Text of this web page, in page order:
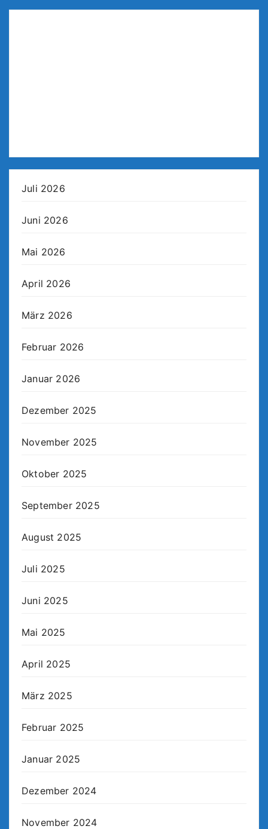
Juli 2026
Juni 2026
Mai 2026
April 2026
März 2026
Februar 2026
Januar 2026
Dezember 2025
November 2025
Oktober 2025
September 2025
August 2025
Juli 2025
Juni 2025
Mai 2025
April 2025
März 2025
Februar 2025
Januar 2025
Dezember 2024
November 2024